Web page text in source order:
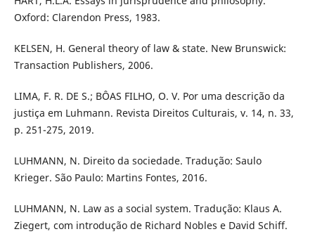
Oxford: Clarendon Press, 1983.
KELSEN, H. General theory of law & state. New Brunswick:
Transaction Publishers, 2006.
LIMA, F. R. DE S.; BÔAS FILHO, O. V. Por uma descrição da
justiça em Luhmann. Revista Direitos Culturais, v. 14, n. 33,
p. 251-275, 2019.
LUHMANN, N. Direito da sociedade. Tradução: Saulo
Krieger. São Paulo: Martins Fontes, 2016.
LUHMANN, N. Law as a social system. Tradução: Klaus A.
Ziegert, com introdução de Richard Nobles e David Schiff.